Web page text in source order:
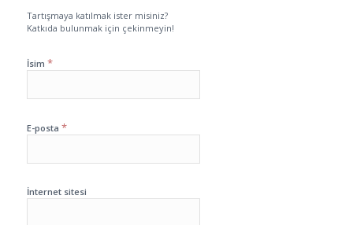
Tartışmaya katılmak ister misiniz?
Katkıda bulunmak için çekinmeyin!
İsim *
E-posta *
İnternet sitesi